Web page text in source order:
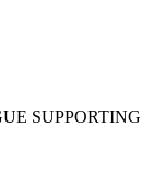
SUPPORTING